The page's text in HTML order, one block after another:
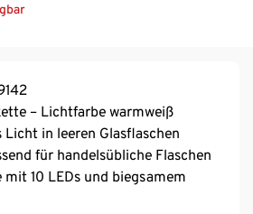
– Lichtfarbe warmweiß
in leeren Glasflaschen
für handelsübliche Flaschen
10 LEDs und biegsamem